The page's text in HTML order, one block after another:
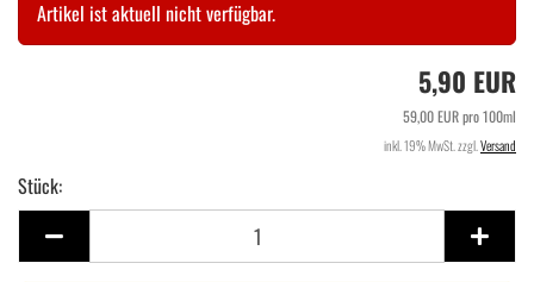
Artikel ist aktuell nicht verfügbar.
5,90 EUR
59,00 EUR pro 100ml
inkl. 19% MwSt. zzgl. Versand
Stück:
Stück